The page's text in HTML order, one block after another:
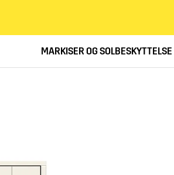
MARKISER OG SOLBESKYTTELSE